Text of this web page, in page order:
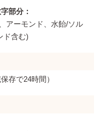
部分
アーモンド、水飴/ソル
ド含む)
存で24時間）